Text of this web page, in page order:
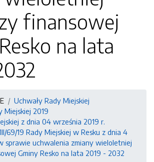
finansowej
na lata
Uchwały Rady Miejskiej
Miejskiej 2019
z dnia 04 września 2019 r.
69/19 Rady Miejskiej w Resku z dnia 4
sprawie uchwalenia zmiany wieloletniej
Gminy Resko na lata 2019 - 2032